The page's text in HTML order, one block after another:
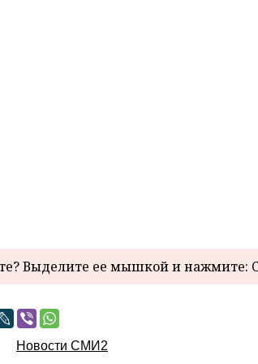
Выделите ее мышкой и нажмите:
Новости СМИ2